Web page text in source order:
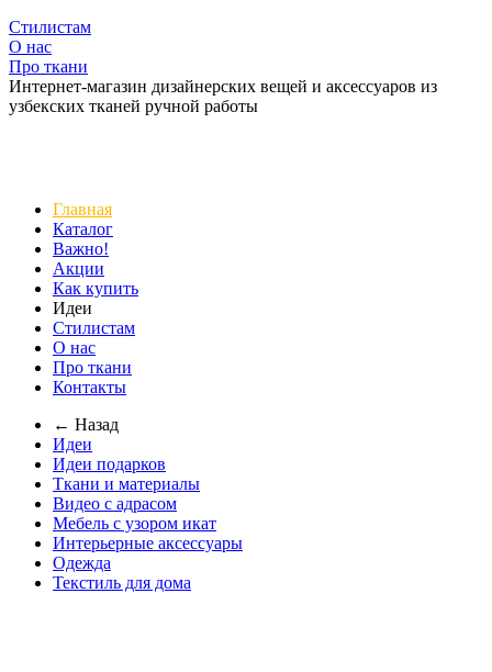
Стилистам
О нас
Про ткани
Интернет-магазин дизайнерских вещей и аксессуаров из
узбекских тканей ручной работы
Главная
Каталог
Важно!
Акции
Как купить
Идеи
Стилистам
О нас
Про ткани
Контакты
← Назад
Идеи
Идеи подарков
Ткани и материалы
Видео с адрасом
Мебель с узором икат
Интерьерные аксессуары
Одежда
Текстиль для дома